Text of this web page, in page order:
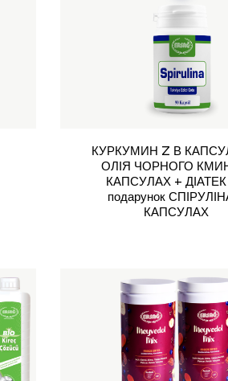
КУРКУМИН Z В
ОЛІЯ ЧОРНОГО
КАПСУЛАХ + ДІАТЕК
подарунок
КАПСУЛАХ